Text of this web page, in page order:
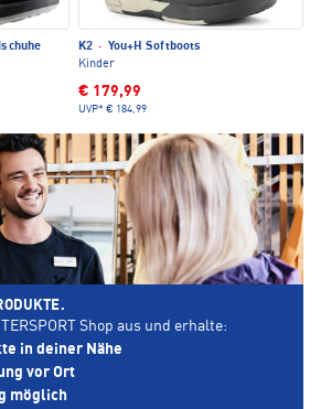
K2 · You+H Softboots
Kinder
€ 179,99
UVP* € 184,99
Shop aus und erhalte:
in deiner Nähe
vor Ort
möglich